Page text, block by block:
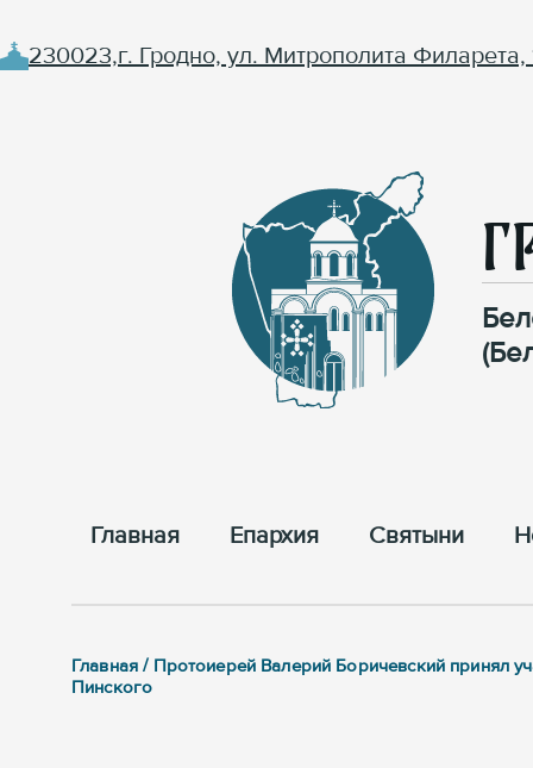
230023,г. Гродно, ул. Митрополита Филарета,
Главная Епархия Cвятыни
Главная / Протоиерей Валерий Боричевский принял
Пинского